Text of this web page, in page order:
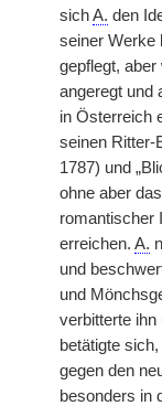
sichA. den
seiner Werke
gepflegt,
angeregt und
in Österreich
seinen Ritter-
1787) und
ohne aber
romantischer
erreichen. A.
und
und
verbitterte
betätigte
gegen den
besonders in